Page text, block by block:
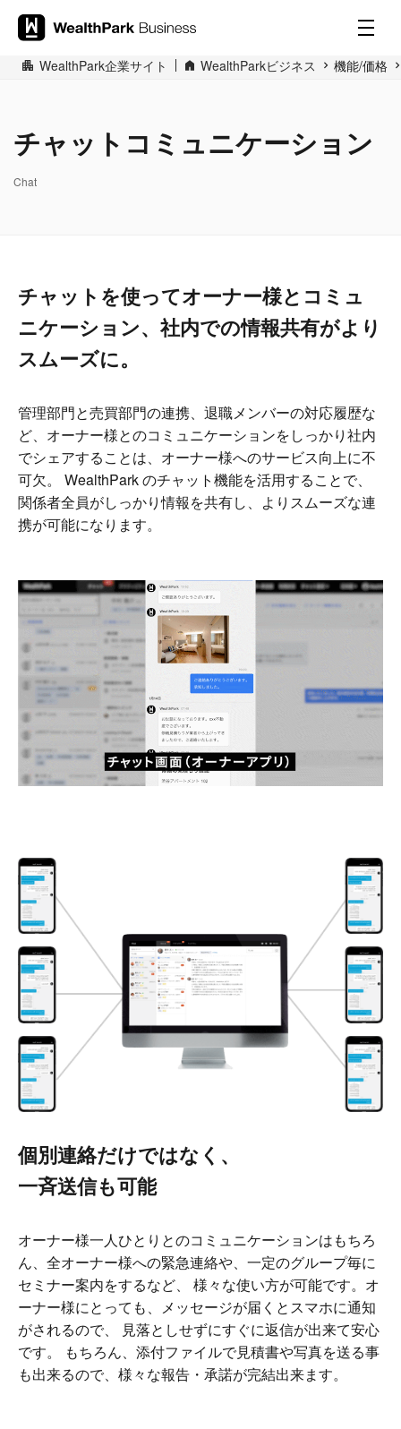
WealthPark企業サイト WealthParkビジネス 機能/価格
チャットコミュニケーション
Chat
チャットを使ってオーナー様とコミュ
ニケーション、社内での情報共有がより
スムーズに。
管理部門と売買部門の連携、退職メンバーの対応履歴な
ど、オーナー様とのコミュニケーションをしっかり社内
でシェアすることは、オーナー様へのサービス向上に不
可欠。 WealthPark のチャット機能を活用することで、
関係者全員がしっかり情報を共有し、よりスムーズな連
携が可能になります。
個別連絡だけではなく、
一斉送信も可能
オーナー様一人ひとりとのコミュニケーションはもちろ
ん、全オーナー様への緊急連絡や、一定のグループ毎に
セミナー案内をするなど、 様々な使い方が可能です。オ
ーナー様にとっても、メッセージが届くとスマホに通知
がされるので、 見落としせずにすぐに返信が出来て安心
です。 もちろん、添付ファイルで見積書や写真を送る事
も出来るので、様々な報告・承諾が完結出来ます。